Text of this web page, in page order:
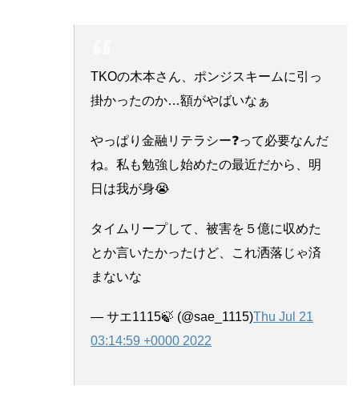
TKOの木本さん、ポンジスキームに引っ
掛かったのか…額がやばいなぁ
やっぱり金融リテラシー❓って必要なんだ
ね。私も勉強し始めたの最近だから、明
日は我が身😭
タイムリープして、被害を５億に収めた
とか言いたかったけど、これ洒落じゃ済
まないな
— サエ1115🍃 (@sae_1115)Thu Jul 21
03:14:59 +0000 2022